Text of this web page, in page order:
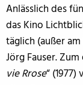
Anlässlich des
das Kino
täglich (außer
Jörg Fauser.
vie Rrose“